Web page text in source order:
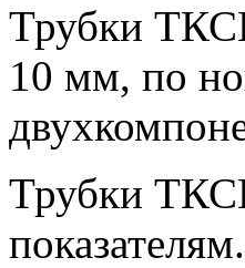
Трубки
10 мм, по
Трубки
показателям.